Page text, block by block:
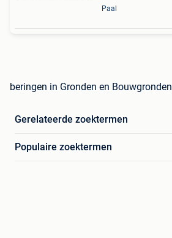
Paal
beringen in Gronden en Bouwgronden
Gerelateerde zoektermen
Populaire zoektermen